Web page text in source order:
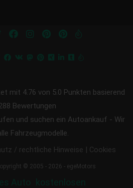
mit 4.76 von 5.0 Punkten basierend
Bewertungen
und suchen ein Autoankauf - Wir
Fahrzeugmodelle.
/ rechtliche Hinweise | Cookies
© 2005 - 2026 - egeMotors
Auto kostenlosen